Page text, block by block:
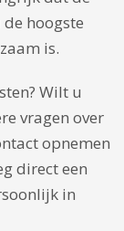
hoogste
is.
Wilt u
vragen over
opnemen
direct een
in